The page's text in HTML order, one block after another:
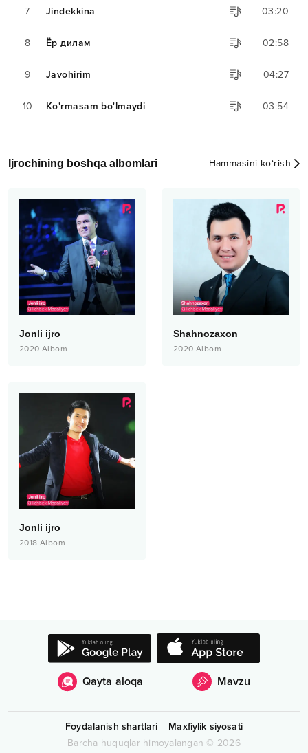
7 Jindekkina 03:20
8 Ёр дилам 02:58
9 Javohirim 04:27
10 Ko'rmasam bo'lmaydi 03:54
Ijrochining boshqa albomlari Hammasini ko‘rish
Jonli ijro
2020 Albom
Shahnozaxon
2020 Albom
Jonli ijro
2018 Albom
Qayta aloqa Mavzu
Foydalanish shartlari
Maxfiylik siyosati
Barcha huquqlar himoyalangan © 2026